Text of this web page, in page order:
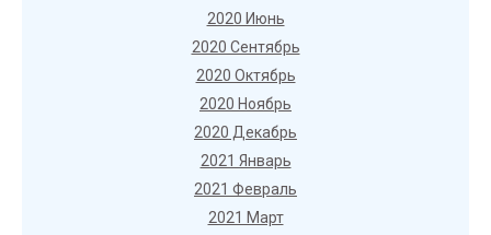
2020 Июнь
2020 Сентябрь
2020 Октябрь
2020 Ноябрь
2020 Декабрь
2021 Январь
2021 Февраль
2021 Март